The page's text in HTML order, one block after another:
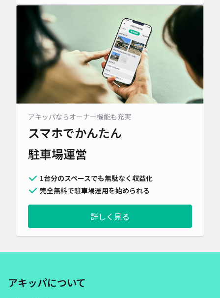
アキッパならオーナー機能も充実
スマホでかんたん
駐車場運営
1台分のスペースでも無駄なく収益化
完全無料で駐車場運用を始められる
詳しく見る
アキッパについて